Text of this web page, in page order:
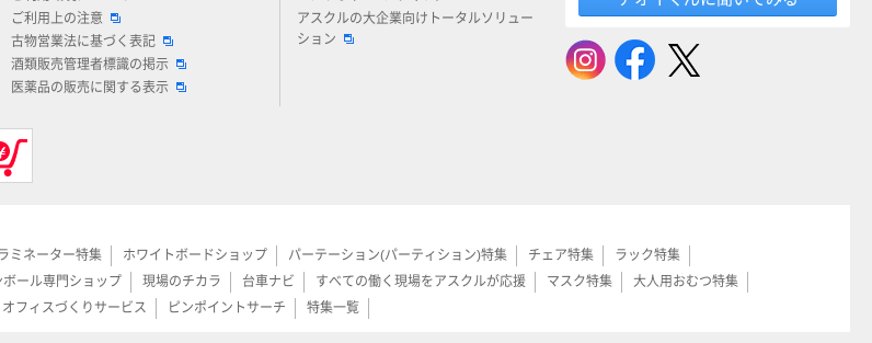
ご利用上の注意
古物営業法に基づく表記
酒類販売管理者標識の掲示
医薬品の販売に関する表示
アスクルの大企業向けトータルソリュー
ション
ミネーター特集 ホワイトボードショップ パーテーション(パーティション)特集 チェア特集
ラック特集
ボール専門ショップ 現場のチカラ 台車ナビ すべての働く現場をアスクルが応援 マスク特集
大人用おむつ特集
オフィスづくりサービス ピンポイントサーチ 特集一覧